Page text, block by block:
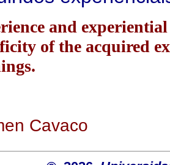
and
of the acquired
Cavaco